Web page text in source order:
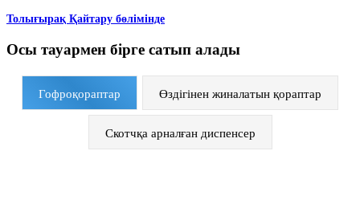
Толығырақ Қайтару бөлімінде
Осы тауармен бірге сатып алады
Гофроқораптар Өздігінен жиналатын қораптар
Скотчқа арналған диспенсер